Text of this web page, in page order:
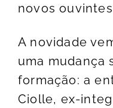
novos
A novidade
uma mudança
formação: a
Ciolle, ex-